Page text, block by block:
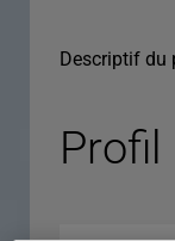
Descriptif du